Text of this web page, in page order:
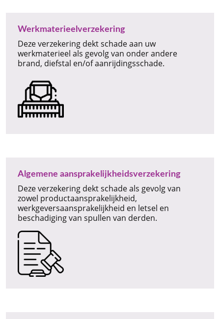
Werkmaterieelverzekering
Deze verzekering dekt schade aan uw
werkmaterieel als gevolg van onder andere
brand, diefstal en/of aanrijdingsschade.
Algemene aansprakelijkheidsverzekering
Deze verzekering dekt schade als gevolg van
zowel productaansprakelijkheid,
werkgeversaansprakelijkheid en letsel en
beschadiging van spullen van derden.